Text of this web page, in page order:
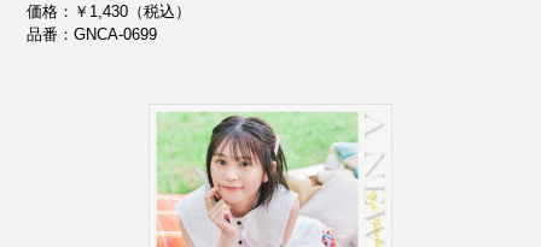
価格：￥1,430（税込）
品番：GNCA-0699